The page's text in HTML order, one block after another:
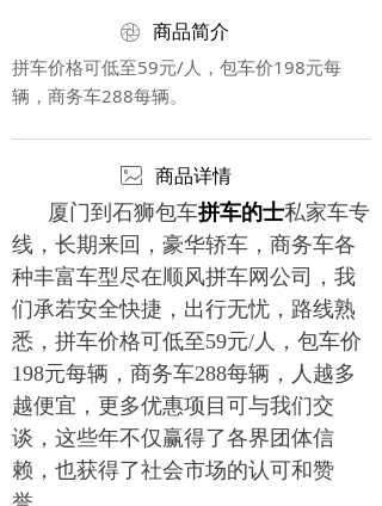
商品简介
拼车价格可低至59元/人，包车价198元每
辆，商务车288每辆。
商品详情
厦门到石狮包车拼车的士私家车专
线，长期来回，豪华轿车，商务车各
种丰富车型尽在顺风拼车网公司，我
们承若安全快捷，出行无忧，路线熟
悉，拼车价格可低至59元/人，包车价
198元每辆，商务车288每辆，人越多
越便宜，更多优惠项目可与我们交
谈，这些年不仅赢得了各界团体信
赖，也获得了社会市场的认可和赞
ꁵ
ꂈ